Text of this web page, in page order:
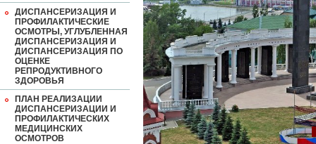
ДИСПАНСЕРИЗАЦИЯ И
ПРОФИЛАКТИЧЕСКИЕ
ОСМОТРЫ, УГЛУБЛЕННАЯ
ДИСПАНСЕРИЗАЦИЯ И
ДИСПАНСЕРИЗАЦИЯ ПО
ОЦЕНКЕ
РЕПРОДУКТИВНОГО
ЗДОРОВЬЯ
ПЛАН РЕАЛИЗАЦИИ
ДИСПАНСЕРИЗАЦИИ И
ПРОФИЛАКТИЧЕСКИХ
МЕДИЦИНСКИХ
ОСМОТРОВ